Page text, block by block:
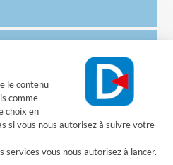
du
le contenu
comme
choix en
si vous nous autorisez à suivre votre
services vous nous autorisez à lancer.